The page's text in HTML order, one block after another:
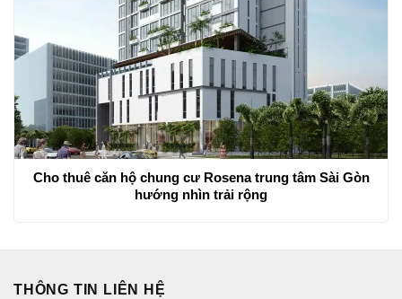
Cho thuê căn hộ chung cư Rosena trung tâm Sài Gòn
hướng nhìn trải rộng
THÔNG TIN LIÊN HỆ